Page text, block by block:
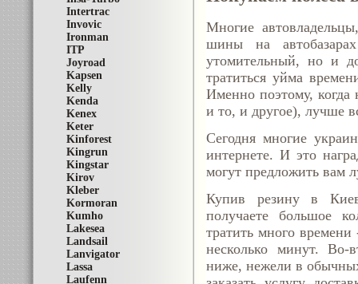
Intertrac
Invovic
Ironman
ITP
Joyroad
Kapsen
Kelly
Kenda
Kenex
Keter
Kinforest
Kingrun
Kingstar
Kirov
Kleber
Kormoran
Kumho
Lakesea
Landsail
Lanvigator
Lassa
Laufenn
Многие
шины на
утомительный, но и
тратиться уйма
Именно поэтому,
и то, и другое), лучше
Сегодня многие
интернете. И это
могут предложить вам
Купив резину в
получаете большое
тратить много
несколько минут. Во-
ниже, нежели в